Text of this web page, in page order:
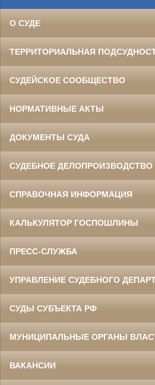
О СУДЕ
ТЕРРИТОРИАЛЬНАЯ
СУДЕЙСКОЕ СООБЩЕСТВО
НОРМАТИВНЫЕ АКТЫ
ДОКУМЕНТЫ СУДА
СУДЕБНОЕ ДЕЛОПРОИЗВОДСТВО
СПРАВОЧНАЯ ИНФОРМАЦИЯ
КАЛЬКУЛЯТОР ГОСПОШЛИНЫ
ПРЕСС-СЛУЖБА
УПРАВЛЕНИЕ СУДЕБНОГО
СУДЫ СУБЪЕКТА РФ
МУНИЦИПАЛЬНЫЕ ОРГАНЫ
ВАКАНСИИ